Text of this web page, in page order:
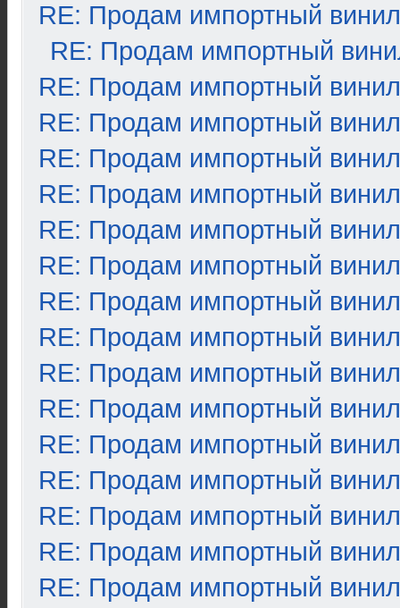
RE: Продам импортный винил
RE: Продам импортный
RE: Продам импортный винил
RE: Продам импортный винил
RE: Продам импортный винил
RE: Продам импортный винил
RE: Продам импортный винил
RE: Продам импортный винил
RE: Продам импортный винил
RE: Продам импортный винил
RE: Продам импортный винил
RE: Продам импортный винил
RE: Продам импортный винил
RE: Продам импортный винил
RE: Продам импортный винил
RE: Продам импортный винил
RE: Продам импортный винил